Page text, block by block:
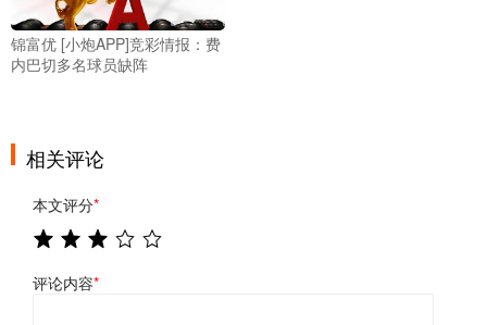
锦富优 [小炮APP]竞彩情报：费
内巴切多名球员缺阵
相关评论
本文评分*
评论内容*